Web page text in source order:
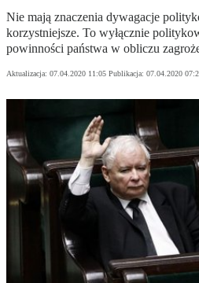
Nie mają znaczenia dywagacje
korzystniejsze. To wyłącznie
powinności państwa w obliczu
Aktualizacja: 07.04.2020 11:05 Publikacja: 07.04.2020